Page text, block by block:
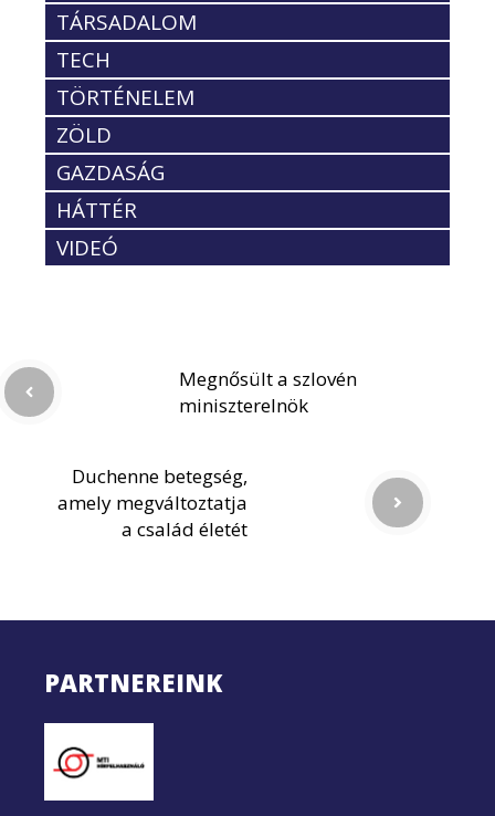
TÁRSADALOM
TECH
TÖRTÉNELEM
ZÖLD
GAZDASÁG
HÁTTÉR
VIDEÓ
Megnősült a szlovén
miniszterelnök
Duchenne betegség,
amely megváltoztatja
a család életét
PARTNEREINK